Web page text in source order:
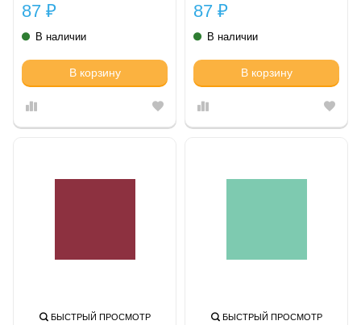
87 ₽
В наличии
В корзину
87 ₽
В наличии
В корзину
БЫСТРЫЙ ПРОСМОТР БЫСТРЫЙ ПРОСМОТР